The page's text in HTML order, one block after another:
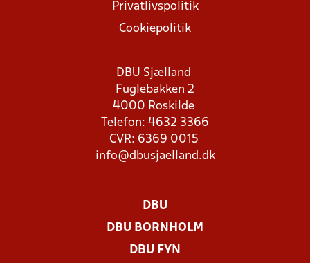
Privatlivspolitik
Cookiepolitik
DBU Sjælland
Fuglebakken 2
4000 Roskilde
Telefon: 4632 3366
CVR: 6369 0015
info@dbusjaelland.dk
DBU
DBU BORNHOLM
DBU FYN